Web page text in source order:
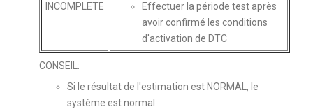
INCOMPLETE
Effectuer la période test après
avoir confirmé les conditions
d'activation de DTC
CONSEIL:
Si le résultat de l'estimation est NORMAL, le
système est normal.